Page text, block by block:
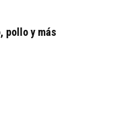
pollo y más